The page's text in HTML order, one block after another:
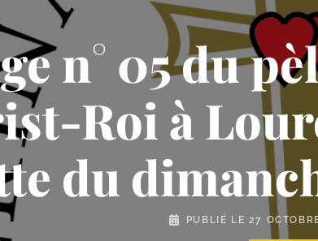
n° 05 du
​Roi à
du
PUBLIÉ LE 27